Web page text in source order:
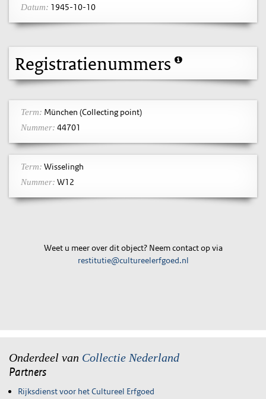
Datum: 1945-10-10
Registratienummers
Term: München (Collecting point)
Nummer: 44701
Term: Wisselingh
Nummer: W12
Weet u meer over dit object? Neem contact op via
restitutie@cultureelerfgoed.nl
Onderdeel van Collectie Nederland
Partners
Rijksdienst voor het Cultureel Erfgoed